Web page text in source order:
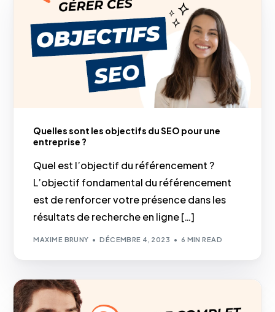
Quelles sont les objectifs du SEO pour une
entreprise ?
Quel est l’objectif du référencement ?
L’objectif fondamental du référencement
est de renforcer votre présence dans les
résultats de recherche en ligne […]
MAXIME BRUNY DÉCEMBRE 4, 2023 6 MIN READ